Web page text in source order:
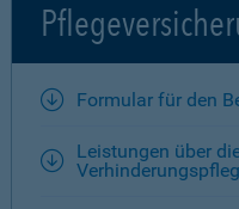
Formular für den
Leistungen über